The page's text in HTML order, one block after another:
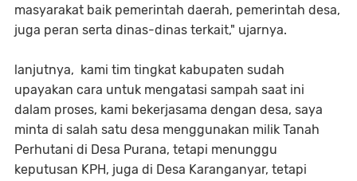
masyarakat baik pemerintah daerah, pemerintah desa,
juga peran serta dinas-dinas terkait," ujarnya.
lanjutnya, kami tim tingkat kabupaten sudah
upayakan cara untuk mengatasi sampah saat ini
dalam proses, kami bekerjasama dengan desa, saya
minta di salah satu desa menggunakan milik Tanah
Perhutani di Desa Purana, tetapi menunggu
keputusan KPH, juga di Desa Karanganyar, tetapi